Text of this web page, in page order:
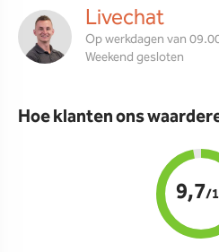
Livechat
Op werkdagen van
Weekend gesloten
Hoe klanten ons
9,7/